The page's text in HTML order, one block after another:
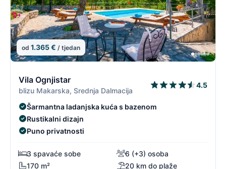
od 1.365 € / tjedan
Vila Ognjistar
blizu Makarska, Srednja Dalmacija
4.5
Šarmantna ladanjska kuća s bazenom
Rustikalni dizajn
Puno privatnosti
3 spavaće sobe
6 (+3) osoba
170 m²
20 km do plaže